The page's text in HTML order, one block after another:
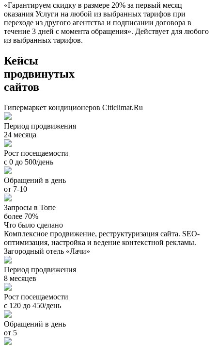
«Гарантируем скидку в размере 20% за первый месяц
оказания Услуги на любой из выбранных тарифов при
переходе из другого агентства и подписании договора в
течение 3 дней с момента обращения». Действует для любого
из выбранных тарифов.
Кейсы
продвинутых
сайтов
Гипермаркет кондиционеров Citiclimat.Ru
Период продвижения
24 месяца
Рост посещаемости
с 0 до 500/день
Обращений в день
от 7-10
Запросы в Топе
более 70%
Что было сделано
Комплексное продвижение, реструктуризация сайта. SEO-
оптимизация, настройка и ведение контекстной рекламы.
Загородный отель «Лачи»
Период продвижения
8 месяцев
Рост посещаемости
с 120 до 450/день
Обращений в день
от 5